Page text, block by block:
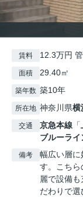
賃料 12.3万円
面積 29.40㎡
築年数 築10年
所在地 神奈川県横
交通 京急本線 「
ブルーライ
備考
幅広い層に
す。こちら
麗で設備も
だわりで